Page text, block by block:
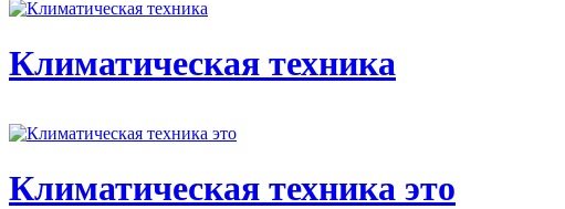
Климатическая техника
Климатическая техника это